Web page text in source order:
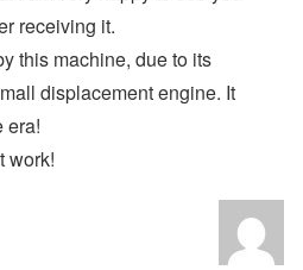
receiving it.
this machine, due to its
displacement engine. It
era!
work!